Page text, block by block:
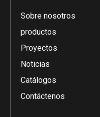
Sobre nosotros
productos
Proyectos
Noticias
Catálogos
Contáctenos